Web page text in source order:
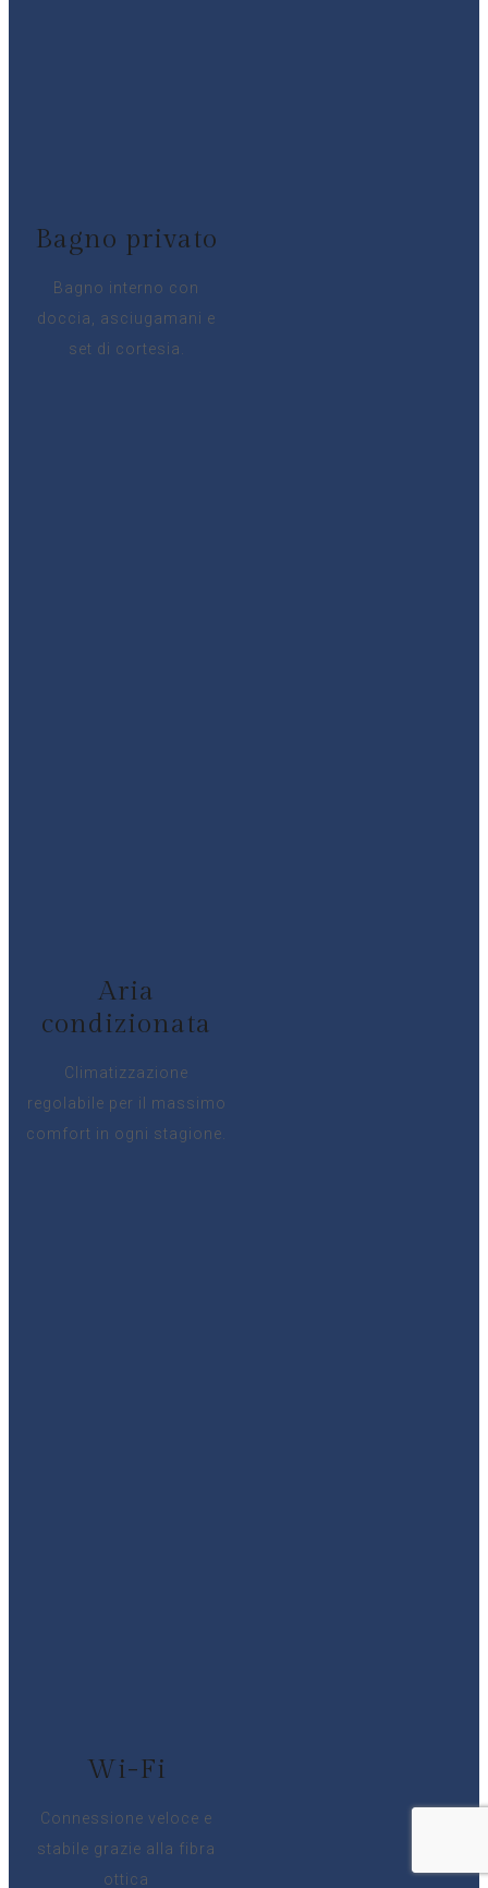
Bagno privato
Bagno interno con
doccia, asciugamani e
set di cortesia.
Aria
condizionata
Climatizzazione
regolabile per il massimo
comfort in ogni stagione.
Wi-Fi
Connessione veloce e
stabile grazie alla fibra
ottica